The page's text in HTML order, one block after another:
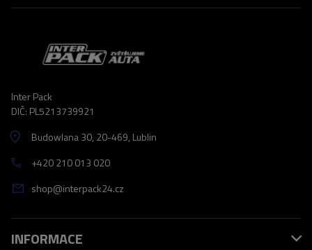
Inter Pack
DIČ: PL5213739921
Budowlana 30, 20-469, Lublin
+420 210 013 020
shop@interpack24.cz
INFORMACE